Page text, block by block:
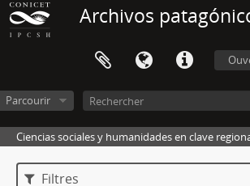
Archivos
Parcourir
Ciencias sociales y humanidades en clave
Filtres